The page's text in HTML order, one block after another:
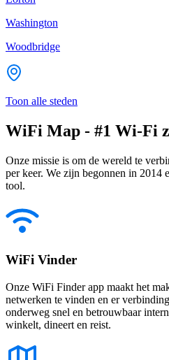
Washington
Woodbridge
Toon alle steden
WiFi Map - #1 Wi-Fi
Onze missie is om de wereld te
per keer. We zijn begonnen in 2014
tool.
WiFi Vinder
Onze WiFi Finder app maakt het
netwerken te vinden en er
onderweg snel en betrouwbaar
winkelt, dineert en reist.